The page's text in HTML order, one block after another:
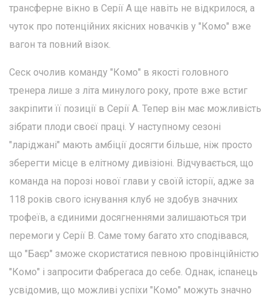
трансферне вікно в Серії А ще навіть не відкрилося, а
чуток про потенційних якісних новачків у "Комо" вже
вагон та повний візок.
Сеск очолив команду "Комо" в якості головного
тренера лише з літа минулого року, проте вже встиг
закріпити її позиції в Серії А. Тепер він має можливість
зібрати плоди своєї праці. У наступному сезоні
"ларіджані" мають амбіції досягти більше, ніж просто
зберегти місце в елітному дивізіоні. Відчувається, що
команда на порозі нової глави у своїй історії, адже за
118 років свого існування клуб не здобув значних
трофеїв, а єдиними досягненнями залишаються три
перемоги у Серії В. Саме тому багато хто сподівався,
що "Баєр" зможе скористатися певною провінційністю
"Комо" і запросити Фабрегаса до себе. Однак, іспанець
усвідомив, що можливі успіхи "Комо" можуть значно